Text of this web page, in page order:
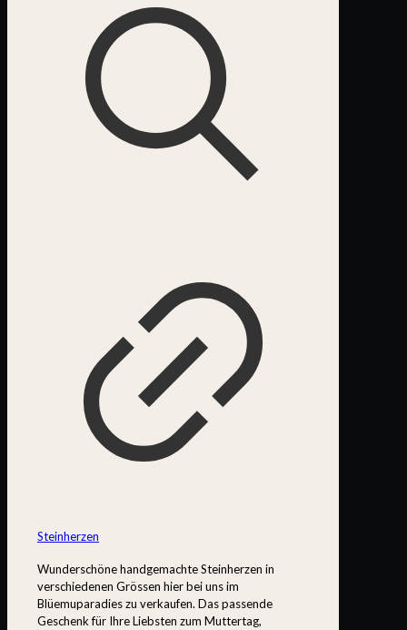
Steinherzen
Wunderschöne handgemachte Steinherzen in
verschiedenen Grössen hier bei uns im
Blüemuparadies zu verkaufen. Das passende
Geschenk für Ihre Liebsten zum Muttertag,